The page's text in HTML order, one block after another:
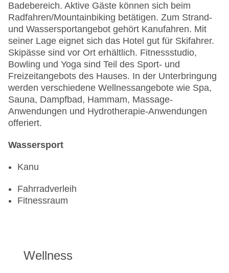
Badebereich. Aktive Gäste können sich beim
Radfahren/Mountainbiking betätigen. Zum Strand-
und Wassersportangebot gehört Kanufahren. Mit
seiner Lage eignet sich das Hotel gut für Skifahrer.
Skipässe sind vor Ort erhältlich. Fitnessstudio,
Bowling und Yoga sind Teil des Sport- und
Freizeitangebots des Hauses. In der Unterbringung
werden verschiedene Wellnessangebote wie Spa,
Sauna, Dampfbad, Hammam, Massage-
Anwendungen und Hydrotherapie-Anwendungen
offeriert.
Wassersport
Kanu
Fahrradverleih
Fitnessraum
Wellness